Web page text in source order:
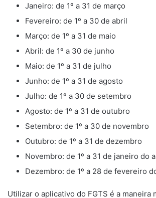
Janeiro: de 1º a 31 de março
Fevereiro: de 1º a 30 de abril
Março: de 1º a 31 de maio
Abril: de 1º a 30 de junho
Maio: de 1º a 31 de julho
Junho: de 1º a 31 de agosto
Julho: de 1º a 30 de setembro
Agosto: de 1º a 31 de outubro
Setembro: de 1º a 30 de novembro
Outubro: de 1º a 31 de dezembro
Novembro: de 1º a 31 de janeiro do
Dezembro: de 1º a 28 de fevereiro
Utilizar o aplicativo do FGTS é a maneira